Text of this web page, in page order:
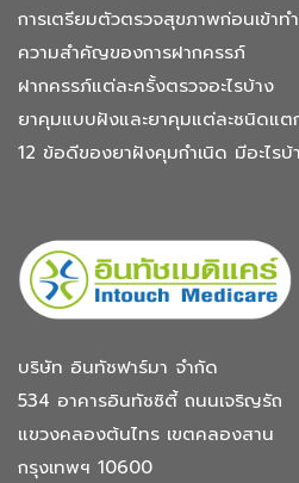
การเตรียมตัวตรวจสุขภาพก่อนเข้าท
ความสำคัญของการฝากครรภ์
ฝากครรภ์แต่ละครั้งตรวจอะไรบ้าง
ยาคุมแบบฝังและยาคุมแต่ละชนิดแต
12 ข้อดีของยาฝังคุมกำเนิด มีอะไรบ้
บริษัท อินทัชฟาร์มา จำกัด
534 อาคารอินทัชซิตี้ ถนนเจริญรัถ
แขวงคลองต้นไทร เขตคลองสาน
กรุงเทพฯ 10600